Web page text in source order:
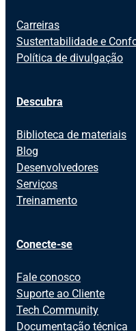
Carreiras
Sustentabilidade e
Política de divulgação
Descubra
Biblioteca de materiais
Blog
Desenvolvedores
Serviços
Treinamento
Conecte-se
Fale conosco
Suporte ao Cliente
Tech Community
Documentação técnica